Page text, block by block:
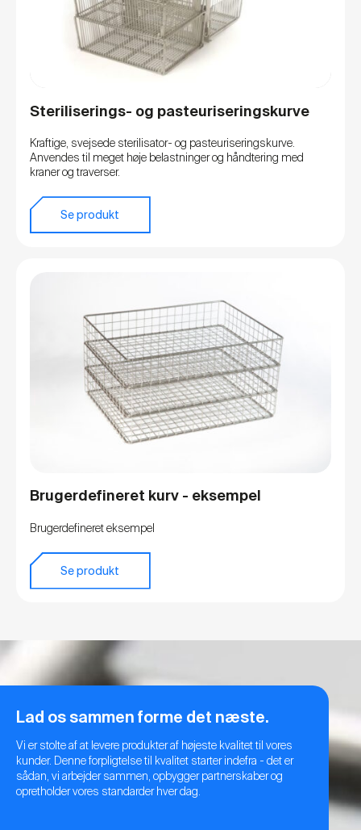
Steriliserings- og pasteuriseringskurve
Kraftige, svejsede sterilisator- og pasteuriseringskurve.
Anvendes til meget høje belastninger og håndtering med
kraner og traverser.
Se produkt
Brugerdefineret kurv - eksempel
Brugerdefineret eksempel
Se produkt
Lad os sammen forme det næste.
Vi er stolte af at levere produkter af højeste kvalitet til vores
kunder. Denne forpligtelse til kvalitet starter indefra - det er
sådan, vi arbejder sammen, opbygger partnerskaber og
opretholder vores standarder hver dag.